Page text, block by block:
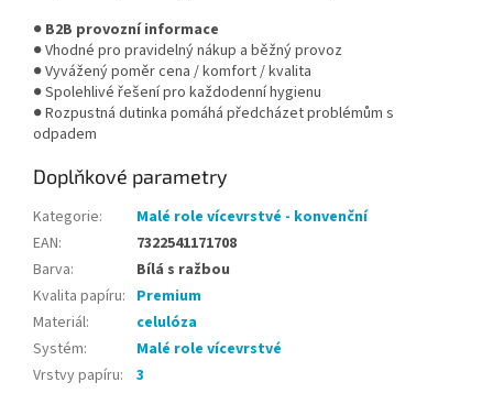
● B2B provozní informace
● Vhodné pro pravidelný nákup a běžný provoz
● Vyvážený poměr cena / komfort / kvalita
● Spolehlivé řešení pro každodenní hygienu
● Rozpustná dutinka pomáhá předcházet problémům s
odpadem
Doplňkové parametry
Kategorie:
Malé role vícevrstvé - konvenční
EAN:
7322541171708
Barva:
Bílá s ražbou
Kvalita papíru: Premium
Materiál:
celulóza
Systém:
Malé role vícevrstvé
Vrstvy papíru: 3